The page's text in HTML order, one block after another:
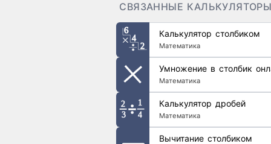
СВЯЗАННЫЕ
Калькулятор столбиком
Математика
Умножение в столбик
Математика
Калькулятор дробей
Математика
Вычитание столбиком